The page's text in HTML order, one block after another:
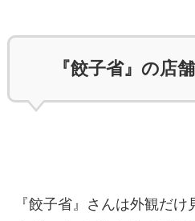
『餃子省』の店
『餃子省』さんは外観だけ